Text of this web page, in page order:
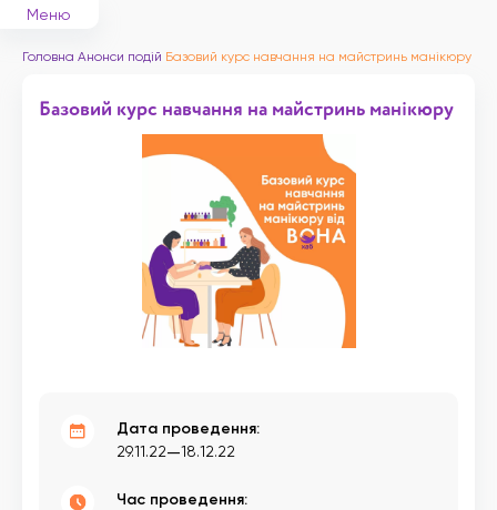
Меню
Головна Анонси подій Базовий курс навчання на майстринь манікюру
Базовий курс навчання на майстринь манікюру
Дата проведення:
29.11.22—18.12.22
Час проведення: